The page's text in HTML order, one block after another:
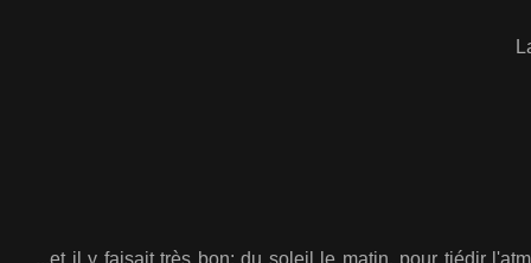
...et il y faisait très bon: du soleil le matin, pour tiédir